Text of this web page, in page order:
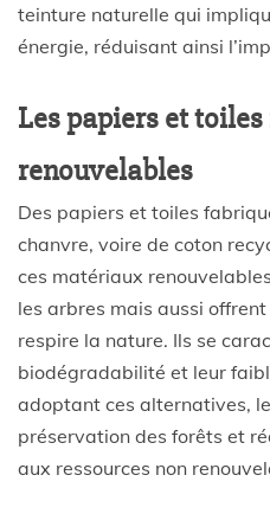
teinture naturelle qui
énergie, réduisant ainsi
Les papiers et
renouvelables
Des papiers et toiles
chanvre, voire de coton
ces matériaux
les arbres mais aussi
respire la nature. Ils se
biodégradabilité et leur
adoptant ces alternatives,
préservation des forêts et
aux ressources non